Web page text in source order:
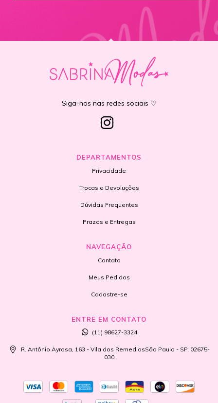
Siga-nos nas redes sociais ♡
DEPARTAMENTOS
Privacidade
Trocas e Devoluções
Dúvidas Frequentes
Prazos e Entregas
NAVEGAÇÃO
Contato
Meus Pedidos
Cadastre-se
ENTRE EM CONTATO
(11) 98627-3324
R. Antônio Ayrosa, 163 - Vila dos RemediosSão Paulo - SP, 02675-
030